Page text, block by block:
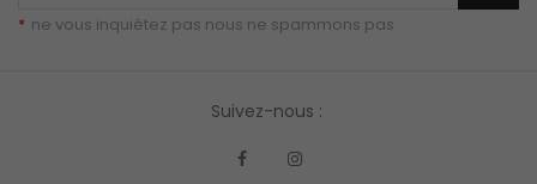
* ne vous inquiétez pas nous ne spammons pas
Suivez-nous :
Facebook